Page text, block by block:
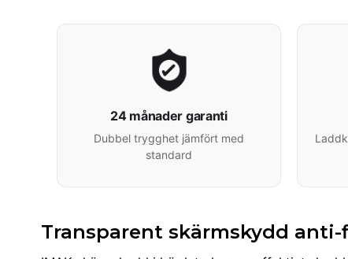
24 månader garanti
Dubbel trygghet jämfört med
standard
Transparent skärmskydd